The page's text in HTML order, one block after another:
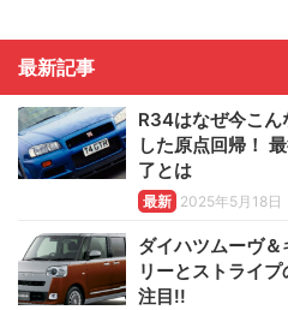
最新記事
R34はなぜ今こ
した原点回帰！
了とは
最新 2025年5月18日
ダイハツムーヴ
リーとストライ
注目!!